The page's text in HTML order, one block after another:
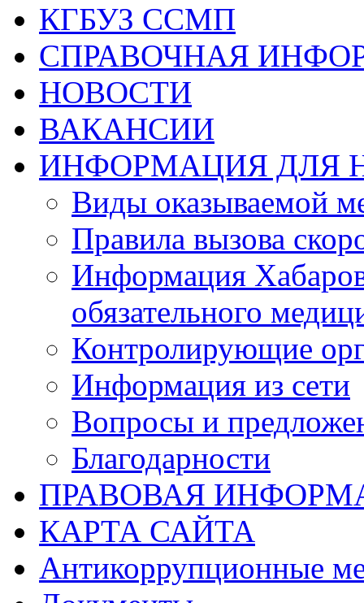
КГБУЗ ССМП
СПРАВОЧНАЯ
НОВОСТИ
ВАКАНСИИ
ИНФОРМАЦИЯ ДЛЯ
Виды оказываемой
Правила вызова
Информация
обязательного
Контролирующие
Информация из сети
Вопросы и
Благодарности
ПРАВОВАЯ
КАРТА САЙТА
Антикоррупционные